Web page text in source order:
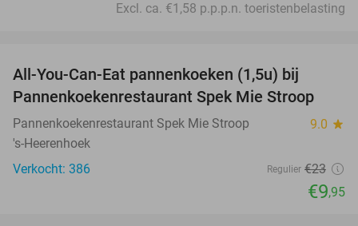
Excl. ca. €1,58 p.p.p.n. toeristenbelasting
All-You-Can-Eat pannenkoeken (1,5u) bij
Pannenkoekenrestaurant Spek Mie Stroop
Pannenkoekenrestaurant Spek Mie Stroop 9.0 star
's-Heerenhoek
Verkocht: 386
Regulier €23
€9,95